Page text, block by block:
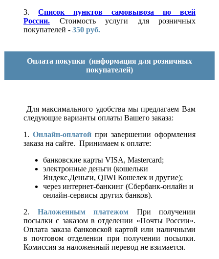
3. Список пунктов самовывоза по всей
России.
Стоимость услуги для розничных
покупателей - 350 руб.
Оплата покупки (информация для розничных
покупателей)
Для максимального удобства мы предлагаем Вам
следующие варианты оплаты Вашего заказа:
1. Онлайн-оплатой при завершении оформления
заказа на сайте. Принимаем к оплате:
банковские карты VISA, Mastercard;
электронные деньги (кошельки
Яндекс.Деньги, QIWI Кошелек и другие);
через интернет-банкинг (Сбербанк-онлайн и
онлайн-сервисы других банков).
2. Наложенным платежом При получении
посылки с заказом в отделении «Почты России».
Оплата заказа банковской картой или наличными
в почтовом отделении при получении посылки.
Комиссия за наложенный перевод не взимается.